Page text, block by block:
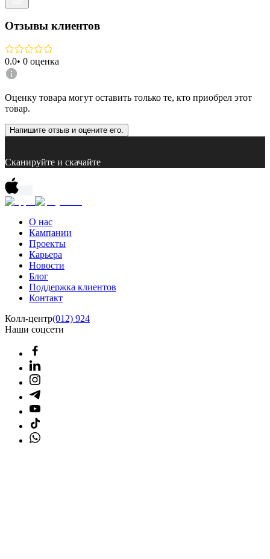
Отзывы клиентов
0.0• 0 оценка
Оценку товара могут оставить только те, кто приобрел этот
товар.
Напишите отзыв и оцените его.
Сканируйте и скачайте
О нас
Кампании
Проекты
Карьера
Новости
Блог
Поддержка клиентов
Контакт
Колл-центр(012) 924
Наши соцсети